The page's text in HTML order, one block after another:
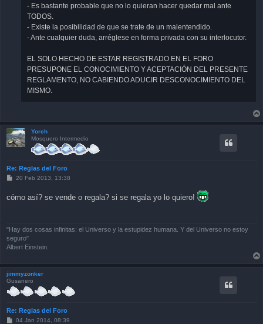
- Es bastante probable que no lo quieran hacer quedar mal ante
TODOS.
- Existe la posibilidad de que se trate de un malentendido.
- Ante cualquier duda, arréglese en forma privada con su interlocutor.
EL SOLO HECHO DE ESTAR REGISTRADO EN EL FORO
PRESUPONE EL CONOCIMIENTO Y ACEPTACIÓN DEL PRESENTE
REGLAMENTO, NO CABIENDO ADUCIR DESCONOCIMIENTO DEL
MISMO.
Yorch
Mosquero Intermedio
Re: Reglas del Foro
P
t
20 Feb 2013, 13:38
cómo así? se vende o regala? si se regala yo lo quiero!
"Hay dos cosas infinitas: el Universo y la estupidez humana. Y del Universo no estoy
seguro"
Albert Einstein.
jimmyzonker
Gusanero
Re: Reglas del Foro
P04 Jan 2014, 08:39